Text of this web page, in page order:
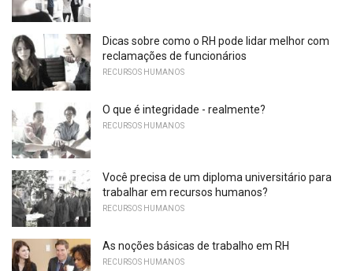
Dicas sobre como o RH pode lidar melhor com
reclamações de funcionários
RECURSOS HUMANOS
O que é integridade - realmente?
RECURSOS HUMANOS
Você precisa de um diploma universitário para
trabalhar em recursos humanos?
RECURSOS HUMANOS
As noções básicas de trabalho em RH
RECURSOS HUMANOS